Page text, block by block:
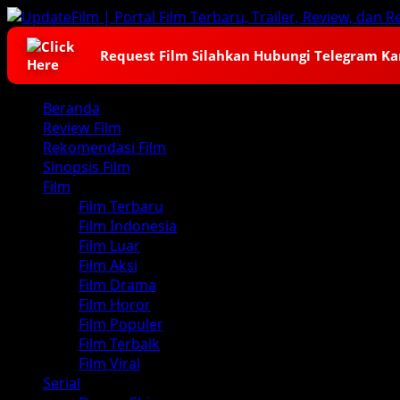
Skip
to
content
Request Film Silahkan Hubungi Telegram
Primary
Menu
Beranda
Review Film
Rekomendasi Film
Sinopsis Film
Film
Film Terbaru
Film Indonesia
Film Luar
Film Aksi
Film Drama
Film Horor
Film Populer
Film Terbaik
Film Viral
Serial